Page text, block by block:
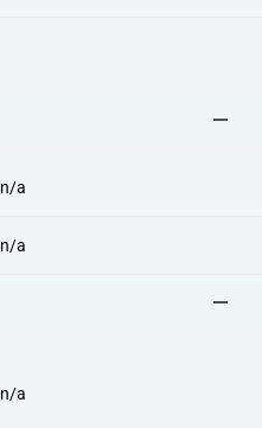
n/a
n/a
n/a